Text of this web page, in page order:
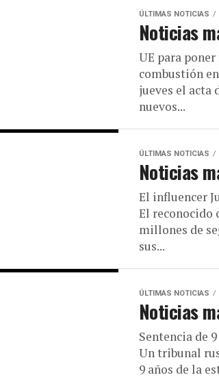
ÚLTIMAS NOTICIAS
Noticias
UE para
combustión
jueves el acta
nuevos...
ÚLTIMAS NOTICIAS
Noticias
El influencer
El reconocido
millones de
sus...
ÚLTIMAS NOTICIAS
Noticias
Sentencia de
Un tribunal
9 años de la